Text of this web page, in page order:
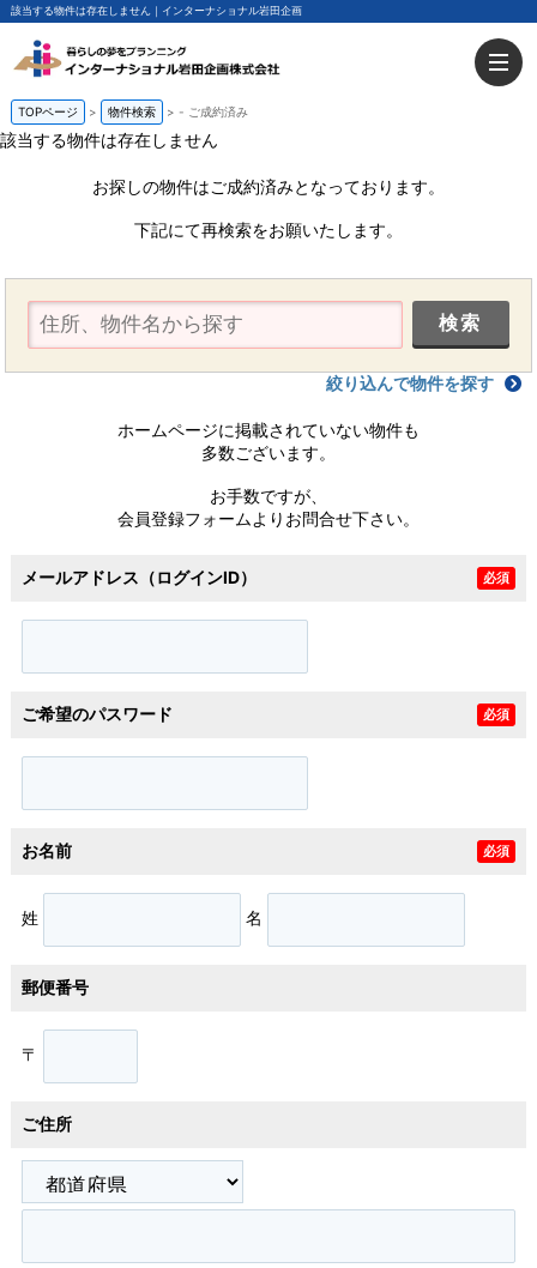
該当する物件は存在しません｜インターナショナル岩田企画
TOPページ 物件検索 - ご成約済み
該当する物件は存在しません
お探しの物件はご成約済みとなっております。
下記にて再検索をお願いたします。
絞り込んで物件を探す
ホームページに掲載されていない物件も
多数ございます。
お手数ですが、
会員登録フォームよりお問合せ下さい。
メールアドレス（ログインID） 必須
ご希望のパスワード 必須
お名前 必須
姓 名
郵便番号
〒
ご住所